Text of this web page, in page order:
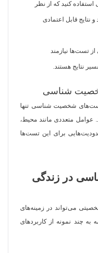
کنید که از نظر
نتایج قابل اعتمادی
تست‌ها نیازمند
نتایج هستند.
شناسی
شخصیت شناسی تنها
متعددی مانند محیط،
برای این تست‌ها
در زندگی
می‌تواند در زمینه‌های
به چند نمونه از کاربردهای